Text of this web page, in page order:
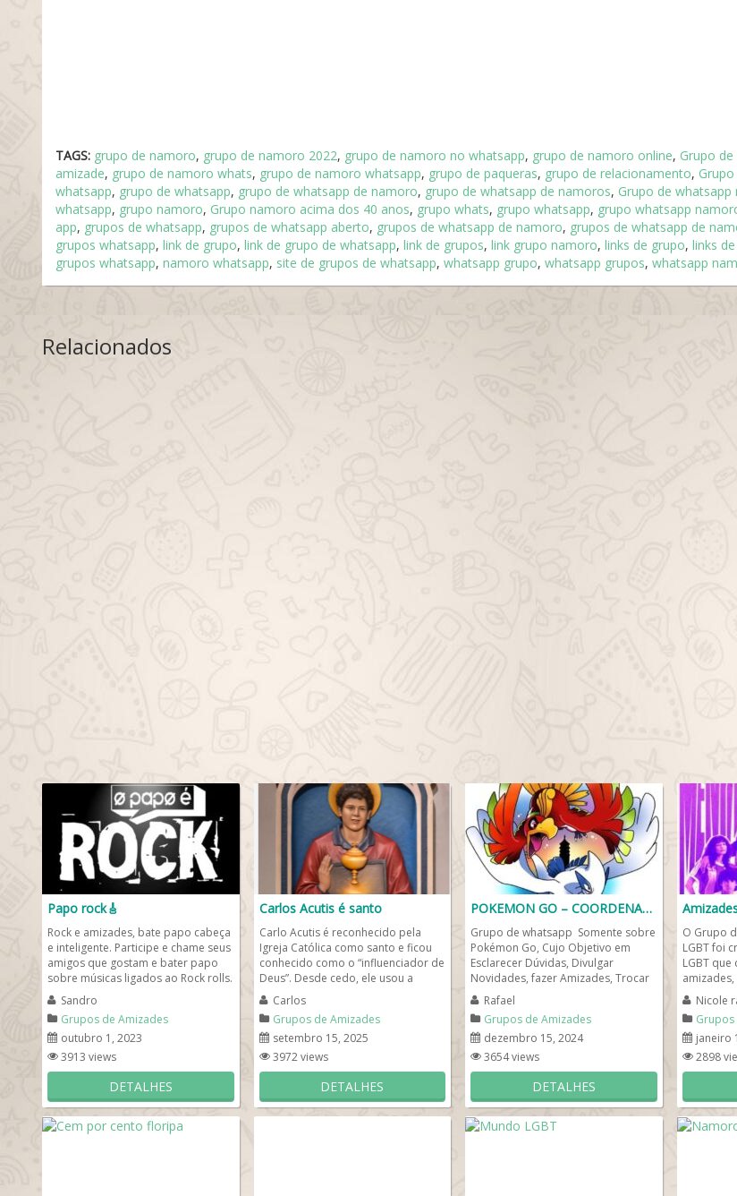
TAGS: grupo de namoro, grupo de namoro 2022, grupo de namoro no whatsapp, grupo de namoro online, Grupo
amizade, grupo de namoro whats, grupo de namoro whatsapp, grupo de paqueras, grupo de relacionamento,
whatsapp, grupo de whatsapp, grupo de whatsapp de namoro, grupo de whatsapp de namoros, Grupo de whatsapp
whatsapp, grupo namoro, Grupo namoro acima dos 40 anos, grupo whats, grupo whatsapp, grupo whatsapp
app, grupos de whatsapp, grupos de whatsapp aberto, grupos de whatsapp de namoro, grupos de whatsapp de
grupos whatsapp, link de grupo, link de grupo de whatsapp, link de grupos, link grupo namoro, links de grupo, links
grupos whatsapp, namoro whatsapp, site de grupos de whatsapp, whatsapp grupo, whatsapp grupos, whatsapp
Relacionados
Papo rock🎸
Rock e amizades, bate papo cabeça
e inteligente. Participe e chame seus
amigos que gostam e bater papo
sobre músicas ligados ao Rock rolls.
Basta somente...
Sandro
Grupos de Amizades
outubro 1, 2023
3913 views
DETALHES
Carlos Acutis é santo
Carlo Acutis é reconhecido pela
Igreja Católica como santo e ficou
conhecido como o “influenciador de
Deus”. Desde cedo, ele usou a
tecnologia e a...
Carlos
Grupos de Amizades
setembro 15, 2025
3972 views
DETALHES
POKEMON GO – COORDENADAS E AMIZADES
Grupo de whatsapp Somente sobre
Pokémon Go, Cujo Objetivo em
Esclarecer Dúvidas, Divulgar
Novidades, fazer Amizades, Trocar
Pokémons, Ajudar nas Reides,...
Rafael
Grupos de Amizades
dezembro 15, 2024
3654 views
DETALHES
O Grupo
LGBT foi
LGBT
sentirNicole
janeiro
2898